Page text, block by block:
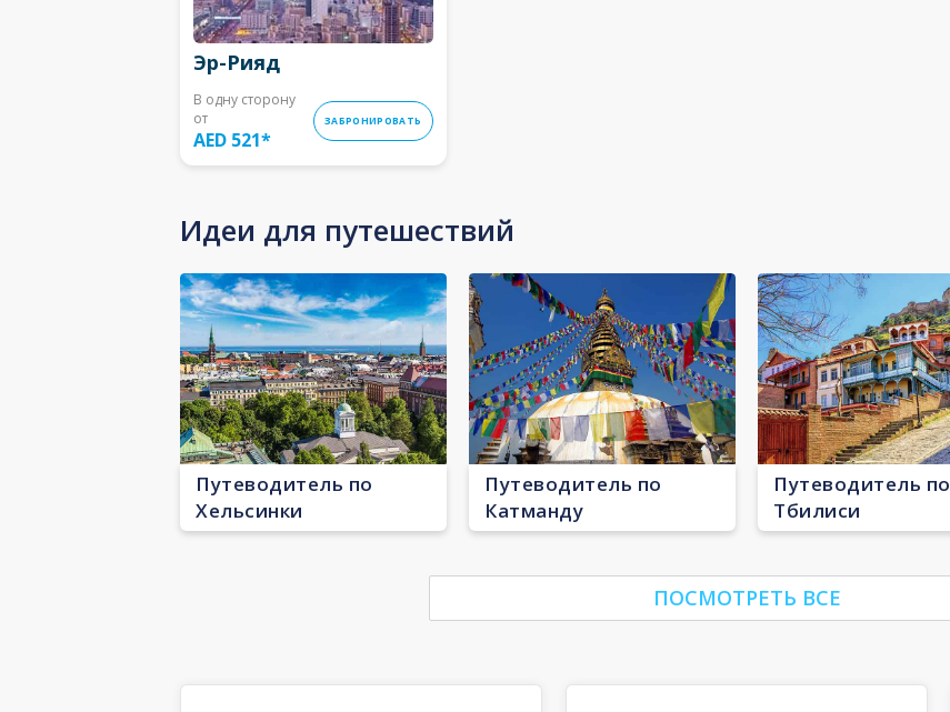
Эр-Рияд
В одну сторону
от
AED 521*
ЗАБРОНИРОВАТЬ
Идеи для путешествий
Путеводитель по
Хельсинки
Путеводитель по
Катманду
Путеводитель по
Тбилиси
ПОСМОТРЕТЬ ВСЕ